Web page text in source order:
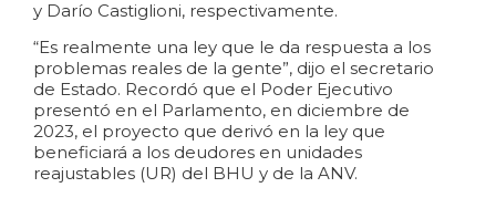
y Darío Castiglioni, respectivamente.
“Es realmente una ley que le da respuesta a los
problemas reales de la gente”, dijo el secretario
de Estado. Recordó que el Poder Ejecutivo
presentó en el Parlamento, en diciembre de
2023, el proyecto que derivó en la ley que
beneficiará a los deudores en unidades
reajustables (UR) del BHU y de la ANV.